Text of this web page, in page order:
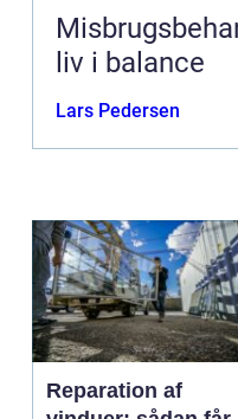
Misbrugsbehandling
liv i balance
Lars Pedersen
Reparation af